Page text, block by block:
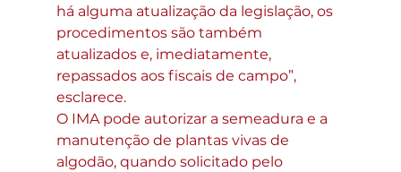
há alguma atualização da legislação, os
procedimentos são também
atualizados e, imediatamente,
repassados aos fiscais de campo”,
esclarece.
O IMA pode autorizar a semeadura e a
manutenção de plantas vivas de
algodão, quando solicitado pelo